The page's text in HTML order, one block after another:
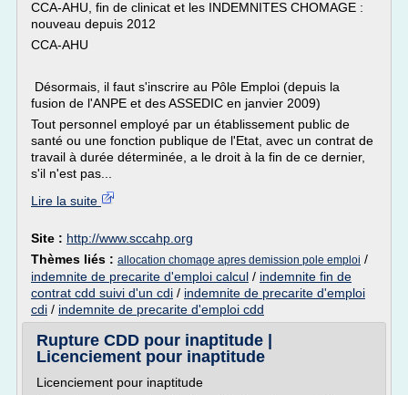
CCA-AHU, fin de clinicat et les INDEMNITES CHOMAGE :
nouveau depuis 2012
CCA-AHU
Désormais, il faut s'inscrire au Pôle Emploi (depuis la
fusion de l'ANPE et des ASSEDIC en janvier 2009)
Tout personnel employé par un établissement public de
santé ou une fonction publique de l'Etat, avec un contrat de
travail à durée déterminée, a le droit à la fin de ce dernier,
s'il n'est pas...
Lire la suite
Site : http://www.sccahp.org
Thèmes liés : allocation chomage apres demission pole emploi /
indemnite de precarite d'emploi calcul / indemnite fin de
contrat cdd suivi d'un cdi / indemnite de precarite d'emploi
cdi / indemnite de precarite d'emploi cdd
Rupture CDD pour inaptitude |
Licenciement pour inaptitude
Licenciement pour inaptitude